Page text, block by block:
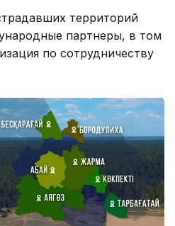
территорий
партнеры, в том
по сотрудничеству